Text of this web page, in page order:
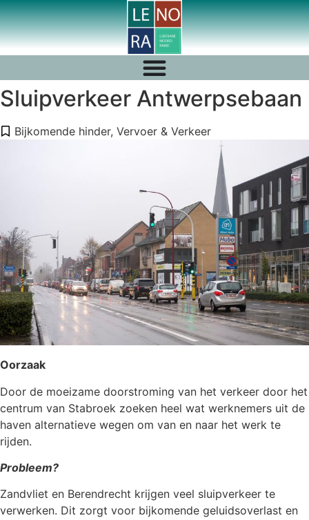
Sluipverkeer Antwerpsebaan
Bijkomende hinder, Vervoer & Verkeer
Oorzaak
Door de moeizame doorstroming van het verkeer door het
centrum van Stabroek zoeken heel wat werknemers uit de
haven alternatieve wegen om van en naar het werk te
rijden.
Probleem?
Zandvliet en Berendrecht krijgen veel sluipverkeer te
verwerken. Dit zorgt voor bijkomende geluidsoverlast en